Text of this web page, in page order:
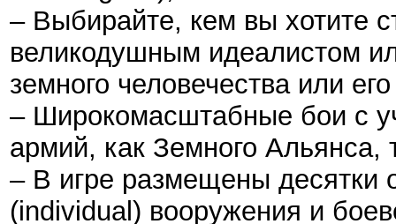
– Выбирайте, кем вы хотите
великодушным идеалистом
земного человечества или
– Широкомасштабные бои с
армий, как Земного Альянса,
– В игре размещены десятки
(individual) вооружения и